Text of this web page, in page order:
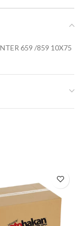
659 /859 10X75